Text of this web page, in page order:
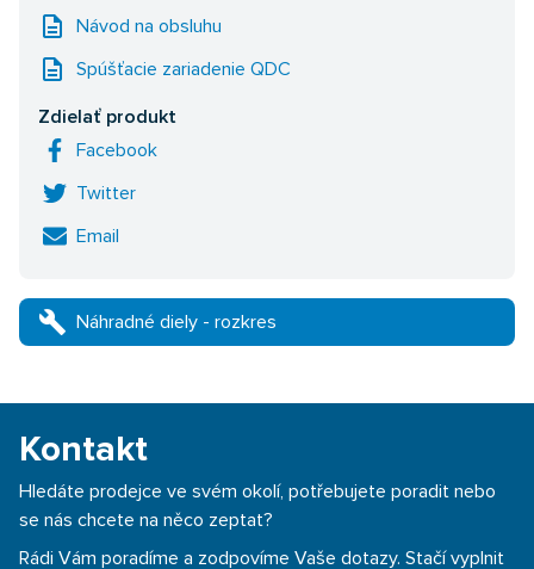
description Návod na obsluhu
description Spúšťacie zariadenie QDC
Zdielať produkt
Facebook
Twitter
Email
build Náhradné diely - rozkres
Kontakt
Hledáte prodejce ve svém okolí, potřebujete poradit nebo
se nás chcete na něco zeptat?
Rádi Vám poradíme a zodpovíme Vaše dotazy. Stačí vyplnit